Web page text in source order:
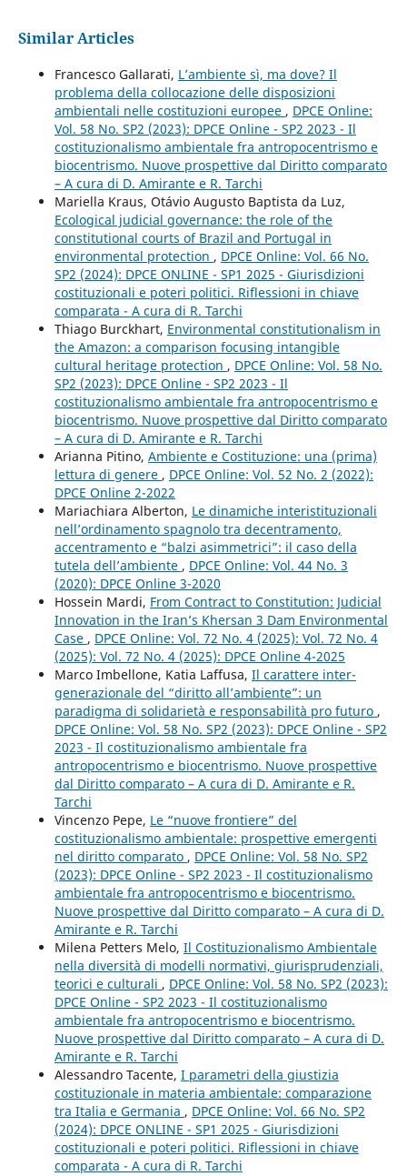
Similar Articles
Francesco Gallarati, L’ambiente sì, ma dove? Il
problema della collocazione delle disposizioni
ambientali nelle costituzioni europee , DPCE Online:
Vol. 58 No. SP2 (2023): DPCE Online - SP2 2023 - Il
costituzionalismo ambientale fra antropocentrismo e
biocentrismo. Nuove prospettive dal Diritto comparato
– A cura di D. Amirante e R. Tarchi
Mariella Kraus, Otávio Augusto Baptista da Luz,
Ecological judicial governance: the role of the
constitutional courts of Brazil and Portugal in
environmental protection , DPCE Online: Vol. 66 No.
SP2 (2024): DPCE ONLINE - SP1 2025 - Giurisdizioni
costituzionali e poteri politici. Riflessioni in chiave
comparata - A cura di R. Tarchi
Thiago Burckhart, Environmental constitutionalism in
the Amazon: a comparison focusing intangible
cultural heritage protection , DPCE Online: Vol. 58 No.
SP2 (2023): DPCE Online - SP2 2023 - Il
costituzionalismo ambientale fra antropocentrismo e
biocentrismo. Nuove prospettive dal Diritto comparato
– A cura di D. Amirante e R. Tarchi
Arianna Pitino, Ambiente e Costituzione: una (prima)
lettura di genere , DPCE Online: Vol. 52 No. 2 (2022):
DPCE Online 2-2022
Mariachiara Alberton, Le dinamiche interistituzionali
nell’ordinamento spagnolo tra decentramento,
accentramento e “balzi asimmetrici”: il caso della
tutela dell’ambiente , DPCE Online: Vol. 44 No. 3
(2020): DPCE Online 3-2020
Hossein Mardi, From Contract to Constitution: Judicial
Innovation in the Iran’s Khersan 3 Dam Environmental
Case , DPCE Online: Vol. 72 No. 4 (2025): Vol. 72 No. 4
(2025): Vol. 72 No. 4 (2025): DPCE Online 4-2025
Marco Imbellone, Katia Laffusa, Il carattere inter-
generazionale del “diritto all’ambiente”: un
paradigma di solidarietà e responsabilità pro futuro ,
DPCE Online: Vol. 58 No. SP2 (2023): DPCE Online - SP2
2023 - Il costituzionalismo ambientale fra
antropocentrismo e biocentrismo. Nuove prospettive
dal Diritto comparato – A cura di D. Amirante e R.
Tarchi
Vincenzo Pepe, Le “nuove frontiere” del
costituzionalismo ambientale: prospettive emergenti
nel diritto comparato , DPCE Online: Vol. 58 No. SP2
(2023): DPCE Online - SP2 2023 - Il costituzionalismo
ambientale fra antropocentrismo e biocentrismo.
Nuove prospettive dal Diritto comparato – A cura di D.
Amirante e R. Tarchi
Milena Petters Melo, Il Costituzionalismo Ambientale
nella diversità di modelli normativi, giurisprudenziali,
teorici e culturali , DPCE Online: Vol. 58 No. SP2 (2023):
DPCE Online - SP2 2023 - Il costituzionalismo
ambientale fra antropocentrismo e biocentrismo.
Nuove prospettive dal Diritto comparato – A cura di D.
Amirante e R. Tarchi
Alessandro Tacente, I parametri della giustizia
costituzionale in materia ambientale: comparazione
tra Italia e Germania , DPCE Online: Vol. 66 No. SP2
(2024): DPCE ONLINE - SP1 2025 - Giurisdizioni
costituzionali e poteri politici. Riflessioni in chiave
comparata - A cura di R. Tarchi